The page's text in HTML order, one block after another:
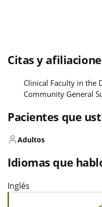
Citas y
Clinical Faculty in the
Community General
Pacientes que
Adultos
Idiomas que
Inglés